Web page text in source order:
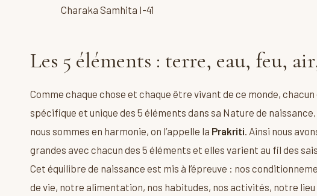
Charaka Samhita I-41
Les 5 éléments : terre, eau, feu,
Comme chaque chose et chaque être vivant de ce monde,
spécifique et unique des 5 éléments dans sa Nature de
nous sommes en harmonie, on l’appelle la Prakriti . Ainsi nous
grandes avec chacun des 5 éléments et elles varient au fil des
Cet équilibre de naissance est mis à l’épreuve : nos
de vie, notre alimentation, nos habitudes, nos activités, notre